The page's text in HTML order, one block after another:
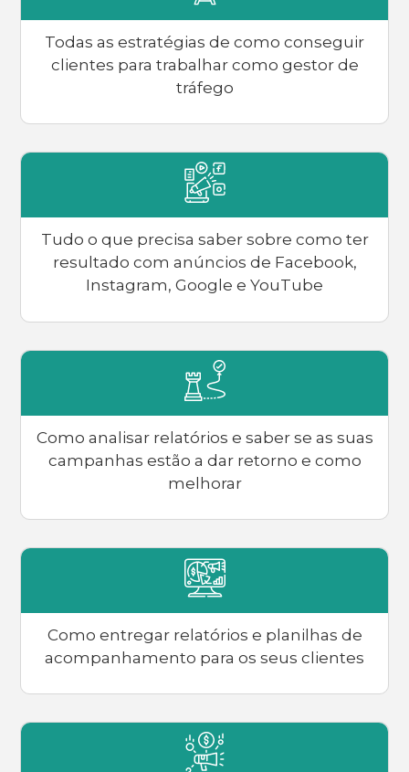
Todas as estratégias de como conseguir
clientes para trabalhar como gestor de
tráfego
Tudo o que precisa saber sobre como ter
resultado com anúncios de Facebook,
Instagram, Google e YouTube
Como analisar relatórios e saber se as suas
campanhas estão a dar retorno e como
melhorar
Como entregar relatórios e planilhas de
acompanhamento para os seus clientes